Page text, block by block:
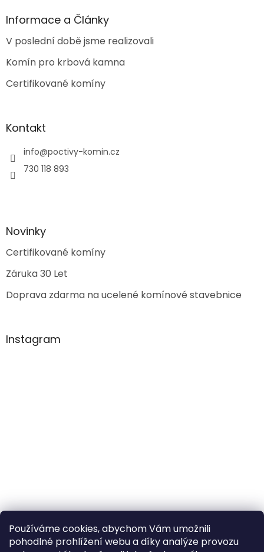
Používáme cookies, abychom Vám umožnili
pohodlné prohlížení webu a díky analýze provozu
aInformace a Články
V poslední době jsme realizovali
Komín pro krbová kamna
Certifikované komíny
Kontakt
info@poctivy-komin.cz
730 118 893
Novinky
Certifikované komíny
Záruka 30 Let
Doprava zdarma na ucelené komínové stavebnice
Instagram
Sledovat na Instagramu